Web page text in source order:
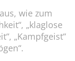
wie zum
„klaglose
„Kampfgeist“